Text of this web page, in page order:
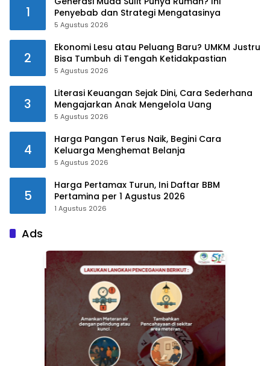
1
Penyebab dan Strategi Mengatasinya
5 Agustus 2026
2
Ekonomi Lesu atau Peluang Baru? UMKM Justru
Bisa Tumbuh di Tengah Ketidakpastian
5 Agustus 2026
3
Literasi Keuangan Sejak Dini, Cara Sederhana
Mengajarkan Anak Mengelola Uang
5 Agustus 2026
4
Harga Pangan Terus Naik, Begini Cara
Keluarga Menghemat Belanja
5 Agustus 2026
5
Harga Pertamax Turun, Ini Daftar BBM
Pertamina per 1 Agustus 2026
1 Agustus 2026
Ads